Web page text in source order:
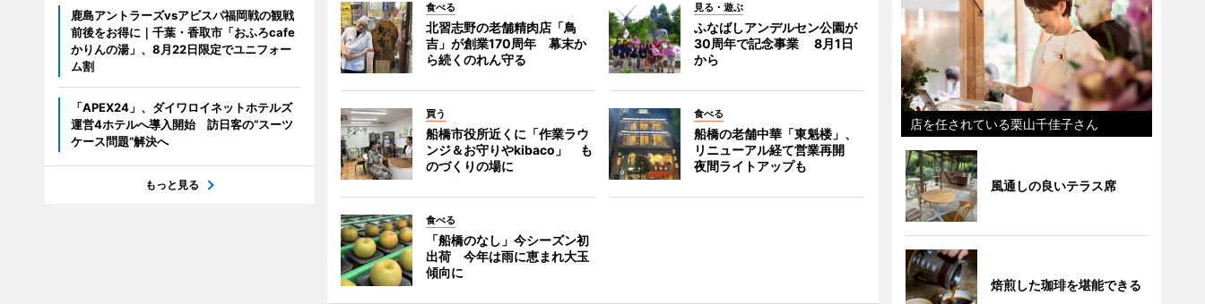
食べる
北習志野の老舗精肉店「鳥
吉」が創業170周年 幕末か
ら続くのれん守る
見る・遊ぶ
ふなばしアンデルセン公園が
30周年で記念事業 8月1日
から
買う
船橋市役所近くに「作業ラウ
ンジ＆お守りやkibaco」 も
のづくりの場に
食べる
船橋の老舗中華「東魁楼」、
リニューアル経て営業再開
夜間ライトアップも
食べる
「船橋のなし」今シーズン初
出荷 今年は雨に恵まれ大玉
傾向に
鹿島アントラーズvsアビスパ福岡戦の観戦
前後をお得に｜千葉・香取市「おふろcafe
かりんの湯」、8月22日限定でユニフォー
ム割
「APEX24」、ダイワロイネットホテルズ
運営4ホテルへ導入開始 訪日客の“スーツ
ケース問題”解決へ
もっと見る
店を任されている栗山千佳子さん
風通しの良いテラス席
焙煎した珈琲を堪能できる